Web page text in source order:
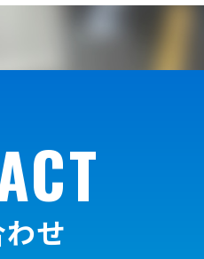
せ